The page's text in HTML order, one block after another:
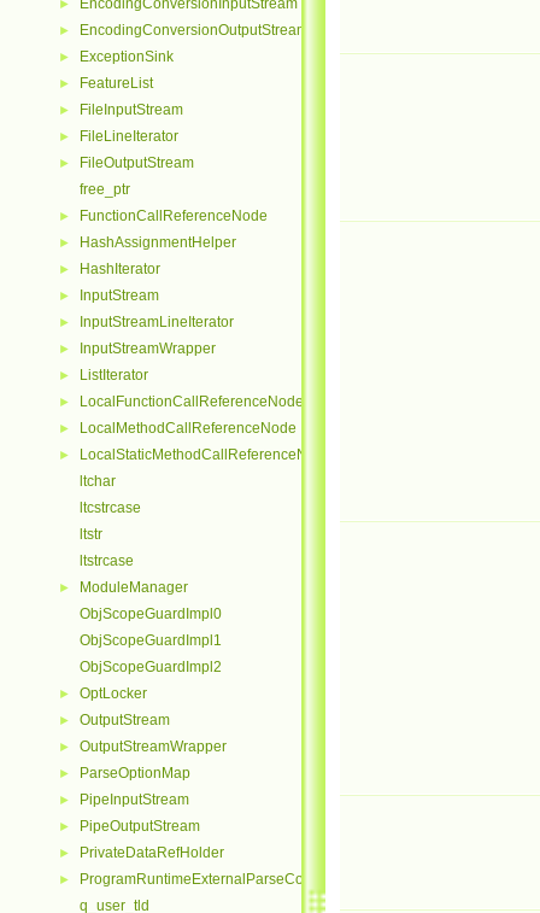
► EncodingConversionInputStream
► EncodingConversionOutputStream
► ExceptionSink
► FeatureList
► FileInputStream
► FileLineIterator
►
FileOutputStream
free_ptr
► FunctionCallReferenceNode
► HashAssignmentHelper
► HashIterator
► InputStream
► InputStreamLineIterator
► InputStreamWrapper
► ListIterator
► LocalFunctionCallReferenceNode
► LocalMethodCallReferenceNode
►
LocalStaticMethodCallReferenceNode
ltchar
ltcstrcase
ltstr
ltstrcase
►
ModuleManager
ObjScopeGuardImpl0
ObjScopeGuardImpl1
ObjScopeGuardImpl2
► OptLocker
► OutputStream
► OutputStreamWrapper
► ParseOptionMap
► PipeInputStream
► PipeOutputStream
► PrivateDataRefHolder
►
ProgramRuntimeExternalParseContextHelper
q_user_tld